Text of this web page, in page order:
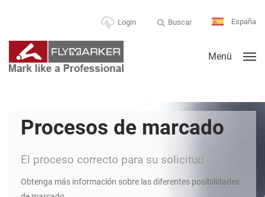
Login Buscar España
Menü
Procesos de marcado
El proceso correcto para su solicitud
Obtenga más información sobre las diferentes posibilidades